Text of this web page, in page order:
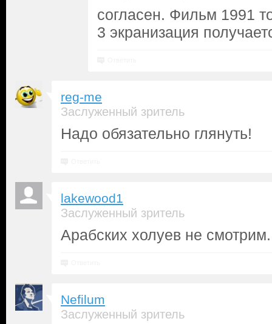
согласен. Фильм 1991
3 экранизация
reg-me
Заслуженный зритель
Надо обязательно глянуть!
lakewood1
Заслуженный зритель
Арабских холуев не смотрим.
Nefilum
Заслуженный зритель